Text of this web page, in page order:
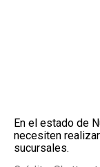
En el estado de
necesiten
sucursales.